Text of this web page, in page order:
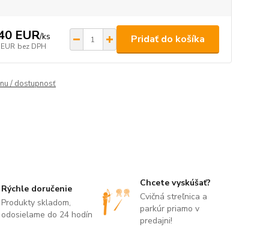
EUR/ks
bez DPH
Pridať do košíka
/ dostupnosť
Rýchle doručenie
Produkty skladom,
odosielame do 24 hodín
Chcete vyskúšať?
Cvičná streľnica a
parkúr priamo v
predajni!